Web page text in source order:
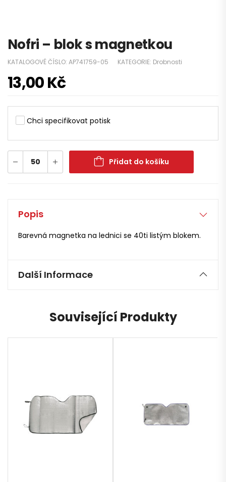
Nofri – blok s magnetkou
KATALOGOVÉ ČÍSLO: AP741759-05 KATEGORIE: Drobnosti
13,00Kč
Chci specifikovat potisk
Přidat do košíku
Popis
Barevná magnetka na lednici se 40ti listým blokem.
Další Informace
Související Produkty